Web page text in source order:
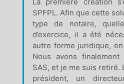
SPFPL. Afin que cette
type de notaire,
d’exercice, il a été
autre forme juridique,
Nous avons
SAS, et je me suis retiré.
président, un